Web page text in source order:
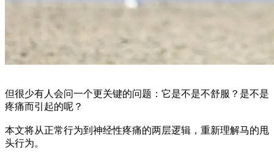
但很少有人会问一个更关键的问题：它是不是不舒服？是不是
疼痛而引起的呢？
本文将从正常行为到神经性疼痛的两层逻辑，重新理解马的甩
头行为。